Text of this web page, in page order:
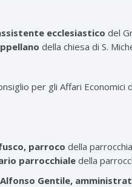
ecclesiastico del
della chiesa di S.
per gli Affari Economici
parroco della
parrocchiale della
Alfonso Gentile,